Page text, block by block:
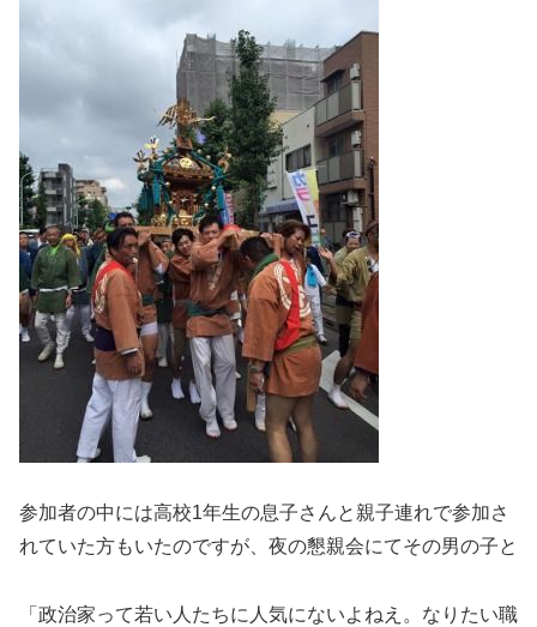
参加者の中には高校1年生の息子さんと親子連れで参加さ
れていた方もいたのですが、夜の懇親会にてその男の子と
「政治家って若い人たちに人気にないよねえ。なりたい職